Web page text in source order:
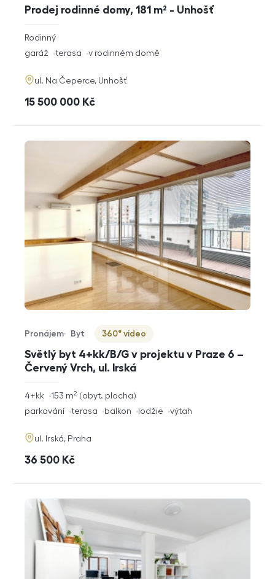
Prodej rodinné domy, 181 m² - Unhošť
rozměry
dispozice
Rodinný
funkce
garáž terasa v rodinném domě
adresa
ul. Na Čeperce, Unhošť
cena
15 500 000 Kč
Světlý byt 4+kk/B/G v projektu v Praze 6 –
Červený Vrch, ul. Irská
Typ nabídky
Pronájem
Typ nemovitosti
Byt
Virtuální prohlídka
360° video
rozměry
4+kk obyt. plocha
153 m2
funkce
parkování terasa balkon lodžie výtah
adresa
ul. Irská, Praha
cena
36 500 Kč